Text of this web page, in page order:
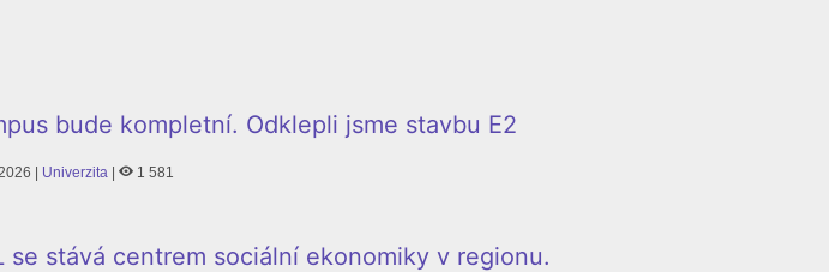
bude kompletní. Odklepli jsme stavbu E2
| Univerzita 1 581
se stává centrem sociální ekonomiky v regionu.